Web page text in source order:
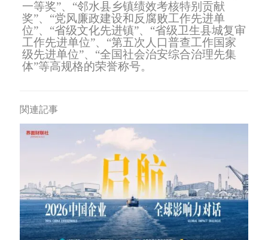
一等奖”、“邻水县乡镇绩效考核特别贡献
奖”、“党风廉政建设和反腐败工作先进单
位”、“省级文化先进镇”、“省级卫生县城复审
工作先进单位”、“第五次人口普查工作国家
级先进单位”、“全国社会治安综合治理先集
体”等高规格的荣誉称号。
関連記事